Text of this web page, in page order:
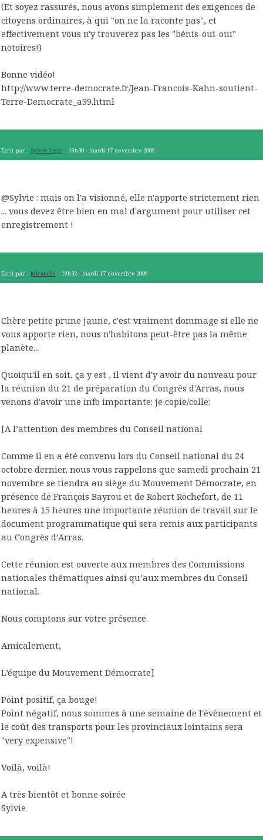
(Et soyez rassurés, nous avons simplement des exigences de
citoyens ordinaires, à qui "on ne la raconte pas", et
effectivement vous n'y trouverez pas les "bénis-oui-oui"
notoires!)
Bonne vidéo!
http://www.terre-democrate.fr/Jean-Francois-Kahn-soutient-
Terre-Democrate_a39.html
Écrit par : Sylvie Tiger 19h30 -mardi 17 novembre 2009
@Sylvie : mais on l'a visionné, elle n'apporte strictement rien
... vous devez être bien en mal d'argument pour utiliser cet
enregistrement !
Écrit par : Mirabelle 19h32 -mardi 17 novembre 2009
Chère petite prune jaune, c'est vraiment dommage si elle ne
vous apporte rien, nous n'habitons peut-être pas la même
planète...
Quoiqu'il en soit, ça y est , il vient d'y avoir du nouveau pour
la réunion du 21 de préparation du Congrès d'Arras, nous
venons d'avoir une info importante: je copie/colle:
[A l’attention des membres du Conseil national
Comme il en a été convenu lors du Conseil national du 24
octobre dernier, nous vous rappelons que samedi prochain 21
novembre se tiendra au siège du Mouvement Démocrate, en
présence de François Bayrou et de Robert Rochefort, de 11
heures à 15 heures une importante réunion de travail sur le
document programmatique qui sera remis aux participants
au Congrès d’Arras.
Cette réunion est ouverte aux membres des Commissions
nationales thématiques ainsi qu’aux membres du Conseil
national.
Nous comptons sur votre présence.
Amicalement,
L’équipe du Mouvement Démocrate]
Point positif, ça bouge!
Point négatif, nous sommes à une semaine de l'évènement et
le coût des transports pour les provinciaux lointains sera
"very expensive"!
Voilà, voilà!
A très bientôt et bonne soirée
Sylvie